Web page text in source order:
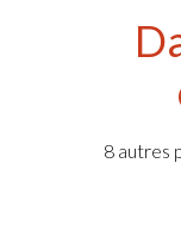
8 autres